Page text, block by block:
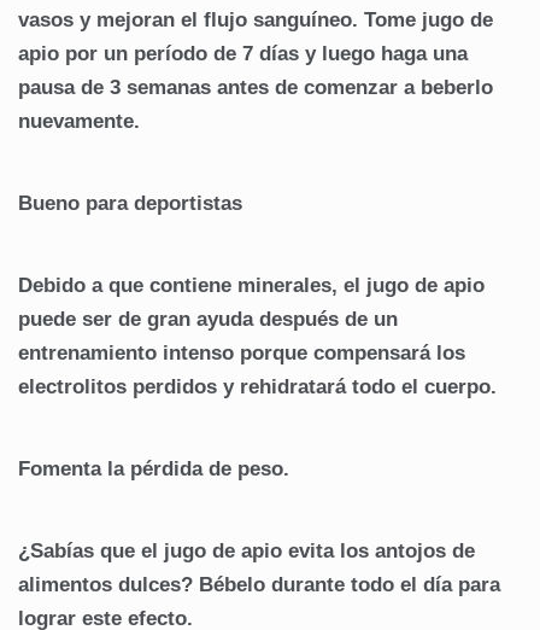
vasos y mejoran el flujo sanguíneo. Tome jugo de
apio por un período de 7 días y luego haga una
pausa de 3 semanas antes de comenzar a beberlo
nuevamente.
Bueno para deportistas
Debido a que contiene minerales, el jugo de apio
puede ser de gran ayuda después de un
entrenamiento intenso porque compensará los
electrolitos perdidos y rehidratará todo el cuerpo.
Fomenta la pérdida de peso.
¿Sabías que el jugo de apio evita los antojos de
alimentos dulces? Bébelo durante todo el día para
lograr este efecto.